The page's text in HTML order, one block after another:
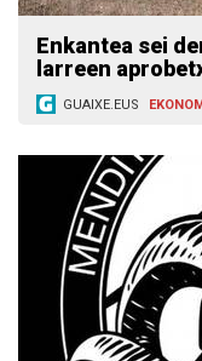
Enkantea sei
larreen
GUAIXE.EUS